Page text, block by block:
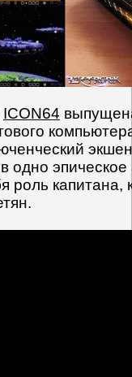
ICON64
одно эпическое
роль капитана,